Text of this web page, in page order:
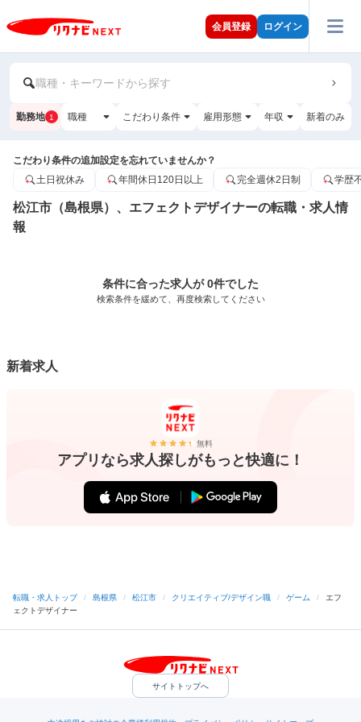
会員登録 ログイン
職種・キーワードから探す
勤務地 1 職種 こだわり条件 雇用形態 年収 新着のみ
こだわり条件の追加設定を忘れていませんか？
土日祝休み
年間休日120日以上 完全週休2日制 学歴
松江市（島根県）、エフェクトデザイナーの転職・求人情
報
条件に合った求人が 0件でした
検索条件を緩めて、再度検索してください
新着求人
無料
アプリなら求人探しがもっと快適に！
転職・求人トップ / 島根県 / 松江市 / クリエイティブ/デザイン職 / ゲーム /
エフ
ェクトデザイナー
サイトトップへ